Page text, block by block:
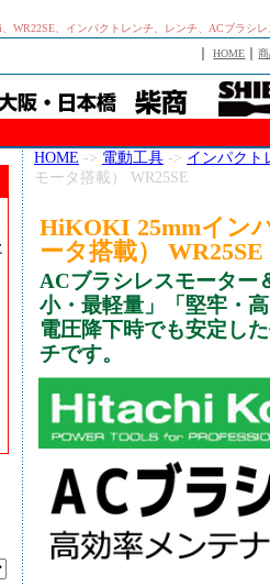
、WR22SE、インパクトレンチ、レンチ、ACブラ
｜HOME ｜
HOME -> 電動工具 -> インパクト
モータ搭載） WR25SE
HiKOKI 25mmイン
ータ搭載） WR25SE
ACブラシレスモーター
小・最軽量」「堅牢・
電圧降下時でも安定し
チです。